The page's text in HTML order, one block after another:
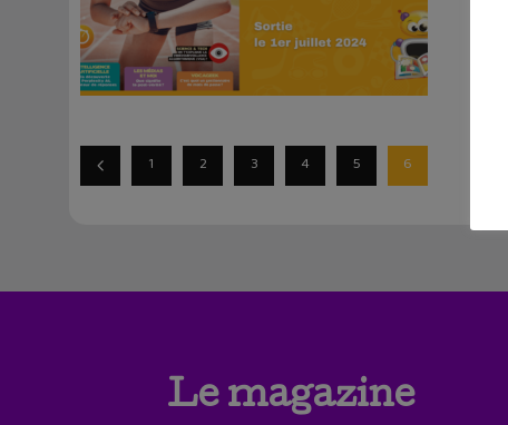
1 2 3 4 5 6
Le magazine